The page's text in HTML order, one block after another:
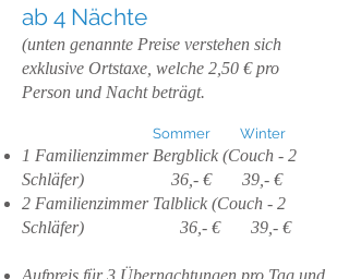
ab 4 Nächte
(unten genannte Preise verstehen sich
exklusive Ortstaxe, welche 2,50 € pro
Person und Nacht beträgt.
Sommer Winter
1 Familienzimmer Bergblick (Couch - 2
Schläfer) 36,- € 39,- €
2 Familienzimmer Talblick (Couch - 2
Schläfer) 36,- € 39,- €
Aufpreis für 3 Übernachtungen pro Tag und